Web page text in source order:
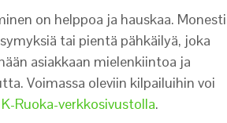
on helppoa ja hauskaa. Monesti
tai pientä pähkäilyä, joka
asiakkaan mielenkiintoa ja
Voimassa oleviin kilpailuihin voi
K-Ruoka-verkkosivustolla.